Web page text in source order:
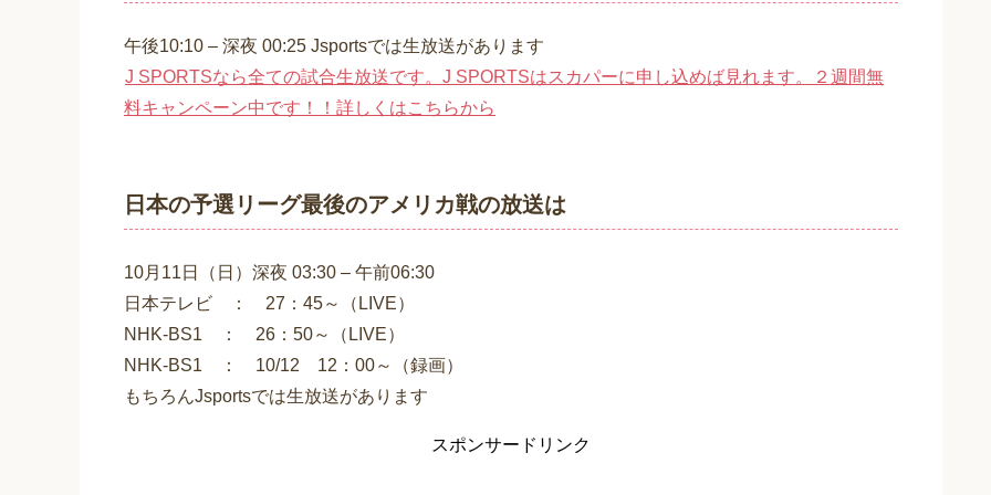
午後10:10 – 深夜 00:25 Jsportsでは生放送があります
J SPORTSなら全ての試合生放送です。J SPORTSはスカパーに申し込めば見れます。２週間無
料キャンペーン中です！！詳しくはこちらから
日本の予選リーグ最後のアメリカ戦の放送は
10月11日（日）深夜 03:30 – 午前06:30
日本テレビ ： 27：45～（LIVE）
NHK-BS1 ： 26：50～（LIVE）
NHK-BS1 ： 10/12 12：00～（録画）
もちろんJsportsでは生放送があります
スポンサードリンク